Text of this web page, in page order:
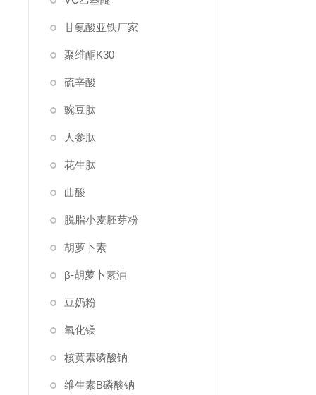
甘氨酸亚铁厂家
聚维酮K30
硫辛酸
豌豆肽
人参肽
花生肽
曲酸
脱脂小麦胚芽粉
胡萝卜素
β-胡萝卜素油
豆奶粉
氧化镁
核黄素磷酸钠
维生素B磷酸钠